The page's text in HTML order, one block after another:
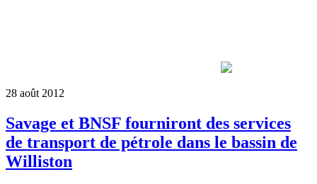
28 août 2012
Savage et BNSF fourniront des services
de transport de pétrole dans le bassin de
Williston